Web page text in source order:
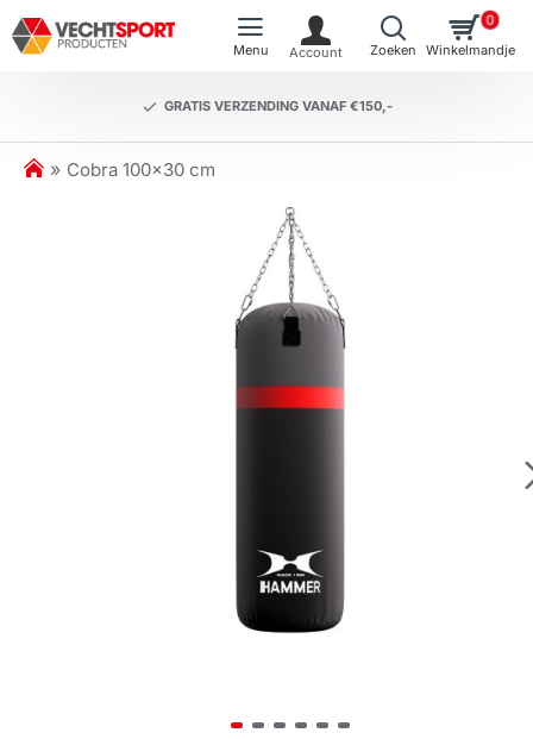
GRATIS VERZENDING VANAF €150,-
0
h
Cobra 100x30 cm